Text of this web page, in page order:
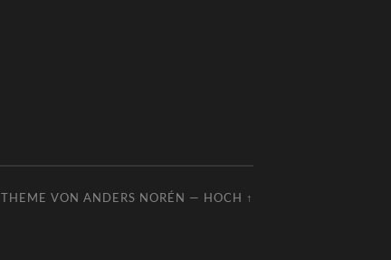
THEME VON ANDERS NORÉN — HOCH ↑